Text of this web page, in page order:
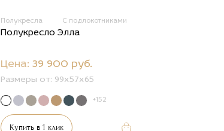
Полукресла С подлокотниками
Полукресло Элла
Цена: 39 900 руб.
Размеры от: 99х57х65
+152
Купить в 1 клик